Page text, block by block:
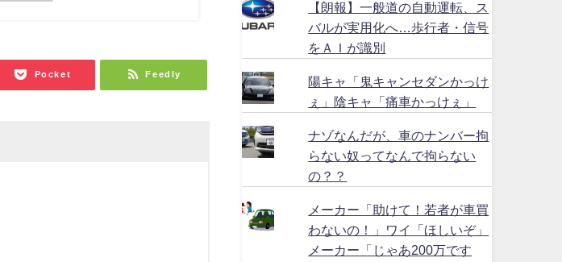
Pocket Feedly
【朗報】一般道の自動運転、ス
バルが実用化へ…歩行者・信号
をＡＩが識別
陽キャ「鬼キャンセダンかっけ
ぇ」陰キャ「痛車かっけぇ」
ナゾなんだが、車のナンバー拘
らない奴ってなんで拘らない
の？？
メーカー「助けて！若者が車買
わないの！」ワイ「ほしいぞ」
メーカー「じゃあ200万です